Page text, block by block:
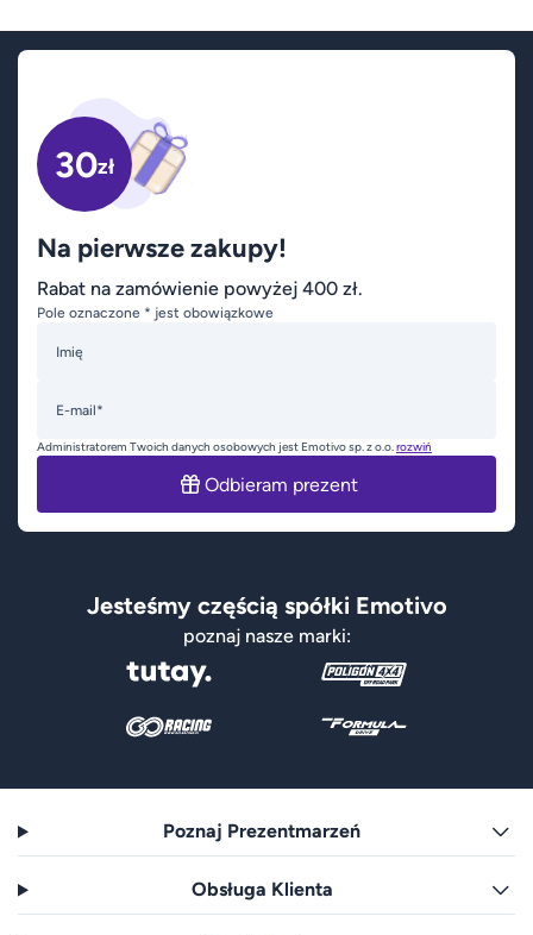
30zł
Na pierwsze zakupy!
Rabat na zamówienie powyżej 400 zł.
Pole oznaczone * jest obowiązkowe
Imię
E-mail*
Administratorem Twoich danych osobowych jest Emotivo sp. z o.o.rozwiń
Odbieram prezent
Jesteśmy częścią spółki Emotivo
poznaj nasze marki:
Poznaj Prezentmarzeń
Obsługa Klienta